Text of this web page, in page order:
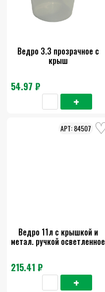
Ведро 3.3 прозрачное с
крыш
54.97 ₽
Ведро 11л с крышкой и
метал. ручкой осветленное
215.41 ₽
84507